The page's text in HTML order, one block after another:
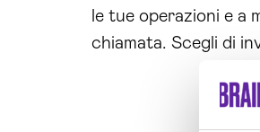
le tue operazioni e a
chiamata. Scegli di